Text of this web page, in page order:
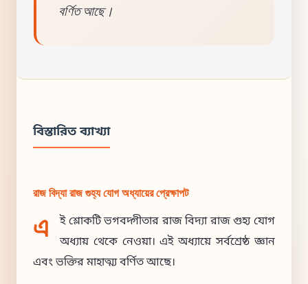
বর্ণিত আছে।
বিস্তারিত ব্যাখ্যা
রাজ বিদ্যা রাজ গুহ্য যোগ অধ্যায়ের প্রেক্ষাপট
এ
ই শ্লোকটি ভগবদ্গীতার রাজ বিদ্যা রাজ গুহ্য যোগ
অধ্যায় থেকে নেওয়া। এই অধ্যায়ে সর্বশ্রেষ্ঠ জ্ঞান
এবং ভক্তির মাহাত্ম্য বর্ণিত আছে।